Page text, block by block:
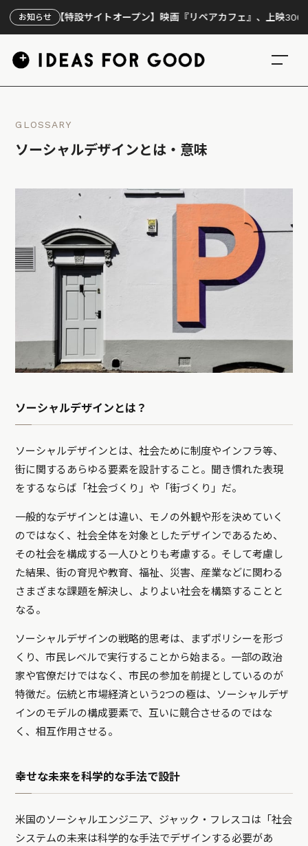
お知らせ
【特設サイトオープン】映画『リペアカフェ』、上映300回の先で見
GLOSSARY
ソーシャルデザインとは・意味
ソーシャルデザインとは？
ソーシャルデザインとは、社会ために制度やインフラ等、
街に関するあらゆる要素を設計すること。聞き慣れた表現
をするならば「社会づくり」や「街づくり」だ。
一般的なデザインとは違い、モノの外観や形を決めていく
のではなく、社会全体を対象としたデザインであるため、
その社会を構成する一人ひとりも考慮する。そして考慮し
た結果、街の育児や教育、福祉、災害、産業などに関わる
さまざまな課題を解決し、よりよい社会を構築することと
なる。
ソーシャルデザインの戦略的思考は、まずポリシーを形づ
くり、市民レベルで実行することから始まる。一部の政治
家や官僚だけではなく、市民の参加を前提としているのが
特徴だ。伝統と市場経済という2つの極は、ソーシャルデザ
インのモデルの構成要素で、互いに競合させるのではな
く、相互作用させる。
幸せな未来を科学的な手法で設計
米国のソーシャルエンジニア、ジャック・フレスコは「社会
システムの未来は科学的な手法でデザインする必要があ